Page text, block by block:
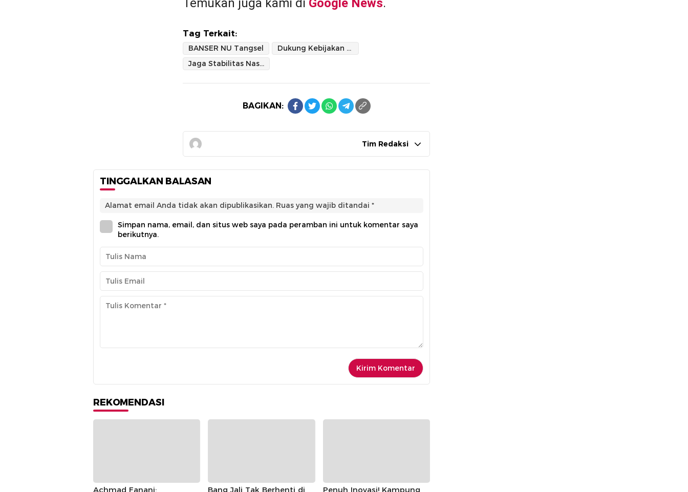
Temukan juga kami di Google News.
Tag Terkait:
BANSER NU Tangsel
Dukung Kebijakan Pemerintah
Jaga Stabilitas Nasional
BAGIKAN:
Tim Redaksi
TINGGALKAN BALASAN
Alamat email Anda tidak akan dipublikasikan. Ruas yang wajib ditandai *
Simpan nama, email, dan situs web saya pada peramban ini untuk komentar saya
berikutnya.
REKOMENDASI
Achmad Fanani: Bang Jali Tak Berhenti di Penuh Inovasi! Kampung